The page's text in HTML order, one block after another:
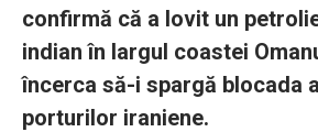
confirmă că a lovit un
indian în largul coastei
încerca să-i spargă blocada
porturilor iraniene.